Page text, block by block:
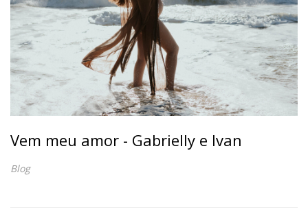
Vem meu amor - Gabrielly e Ivan
Blog